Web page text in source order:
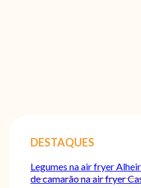
DESTAQUES
Legumes na air fryer
de camarão na air fryer